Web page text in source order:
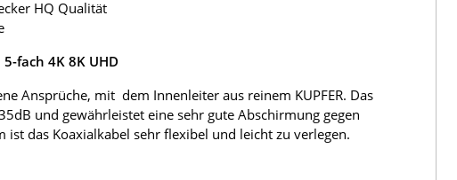
HQ Qualität
fach 4K 8K UHD
Ansprüche, mit dem Innenleiter aus reinem KUPFER. Das
und gewährleistet eine sehr gute Abschirmung gegen
das Koaxialkabel sehr flexibel und leicht zu verlegen.